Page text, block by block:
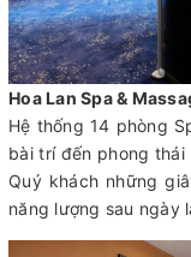
Hoa Lan Spa &
Hệ thống 14 phòng
bài trí đến phong
Quý khách những
năng lượng sau ngày